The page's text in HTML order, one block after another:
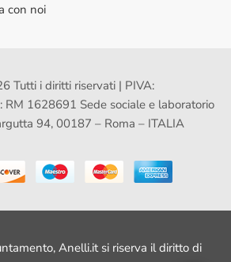
con noi
Tutti i diritti riservati | PIVA:
1628691 Sede sociale e laboratorio
94, 00187 – Roma – ITALIA
Anelli.it si riserva il diritto di